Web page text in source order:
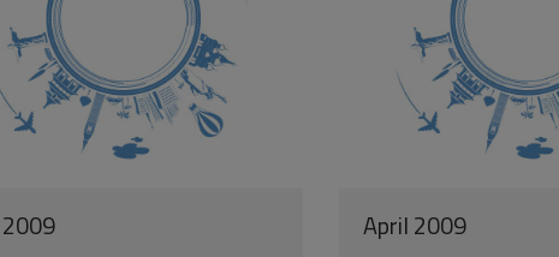
April 2009